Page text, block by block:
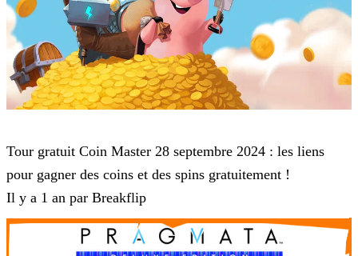
Tour gratuit Coin Master 28 septembre 2024 : les liens
pour gagner des coins et des spins gratuitement !
Il y a 1 an par Breakflip